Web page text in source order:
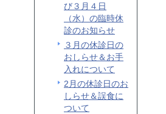
び３月４日
（水）の臨時休
診のお知らせ
３月の休診日の
おしらせ＆お手
入れについて
2月の休診日のお
しらせ＆誤食に
ついて